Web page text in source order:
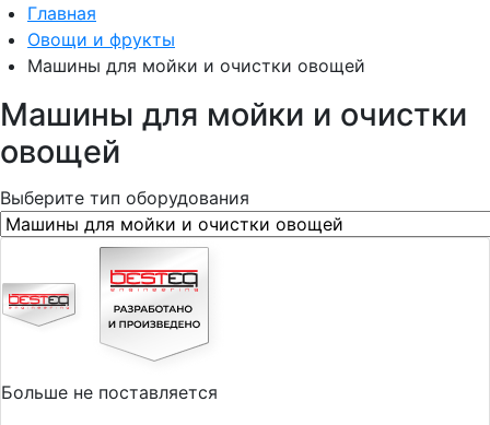
Главная
Овощи и фрукты
Машины для мойки и очистки овощей
Машины для мойки и очистки
овощей
Выберите тип оборудования
Больше не поставляется